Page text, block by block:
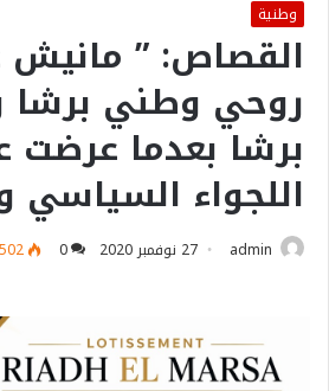
وطنية
القصاص: ”
روحي وطني برشا
برشا بعدما عرضت
اللجواء
admin 27 نوفمبر 2020 0
502